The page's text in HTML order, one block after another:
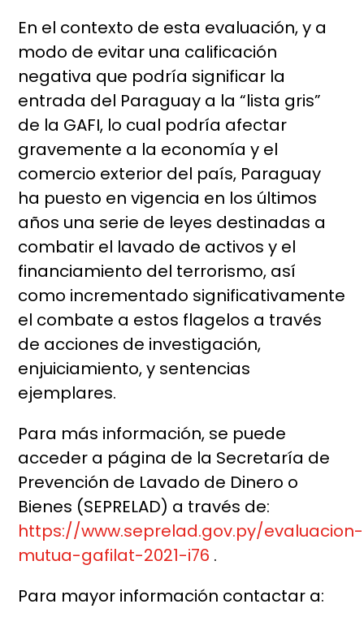
En el contexto de esta evaluación, y a
modo de evitar una calificación
negativa que podría significar la
entrada del Paraguay a la “lista gris”
de la GAFI, lo cual podría afectar
gravemente a la economía y el
comercio exterior del país, Paraguay
ha puesto en vigencia en los últimos
años una serie de leyes destinadas a
combatir el lavado de activos y el
financiamiento del terrorismo, así
como incrementado significativamente
el combate a estos flagelos a través
de acciones de investigación,
enjuiciamiento, y sentencias
ejemplares.
Para más información, se puede
acceder a página de la Secretaría de
Prevención de Lavado de Dinero o
Bienes (SEPRELAD) a través de:
https://www.seprelad.gov.py/evaluacion-
mutua-gafilat-2021-i76 .
Para mayor información contactar a: